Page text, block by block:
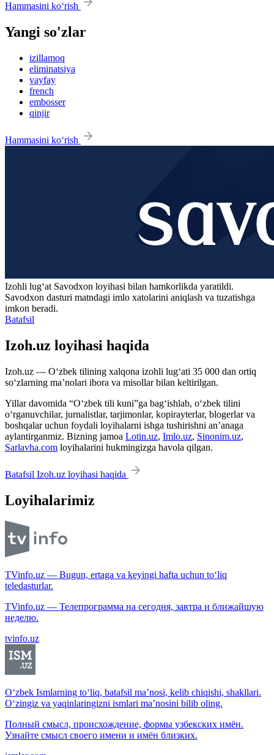
Hammasini ko‘rish
Yangi so'zlar
izillamoq
eliminatsiya
vayfay
french
embosser
qinjir
Hammasini ko‘rish
Izohli lugʻat Savodxon loyihasi bilan hamkorlikda yaratildi.
Savodxon dasturi matndagi imlo xatolarini aniqlash va tuzatishga
imkon beradi.
Batafsil
Izoh.uz loyihasi haqida
Izoh.uz — O‘zbek tilining xalqona izohli lug‘ati 35 000 dan ortiq
so‘zlarning ma’nolari ibora va misollar bilan keltirilgan.
Yillar davomida “O‘zbek tili kuni”ga bag‘ishlab, o‘zbek tilini
o‘rganuvchilar, jurnalistlar, tarjimonlar, kopirayterlar, blogerlar va
boshqalar uchun foydali loyihalarni ishga tushirishni an’anaga
aylantirganmiz. Bizning jamoa Lotin.uz, Imlo.uz, Sinonim.uz,
Sarlavha.com loyihalarini hukmingizga havola qilgan.
Batafsil Izoh.uz loyihasi haqida
Loyihalarimiz
TVinfo.uz — Bugun, ertaga va keyingi hafta uchun to‘liq
teledasturlar.
TVinfo.uz — Телепрограмма на сегодня, завтра и ближайшую
неделю.
tvinfo.uz
O‘zbek Ismlarning to‘liq, batafsil ma’nosi, kelib chiqishi, shakllari.
O‘zingiz va yaqinlaringizni ismlari ma’nosini bilib oling.
Полный смысл, происхождение, формы узбекских имён.
Узнайте смысл своего имени и имён близких.